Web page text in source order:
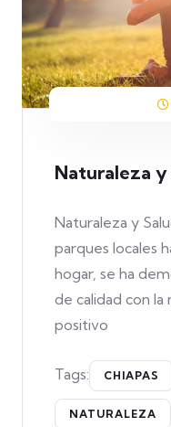
Naturaleza
Naturaleza y
parques locales
hogar, se ha
de calidad con
positivo
Tags: CHIAPAS
NATURALEZA